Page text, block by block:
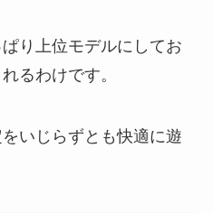
り上位モデルにしてお
るわけです。
いじらずとも快適に遊